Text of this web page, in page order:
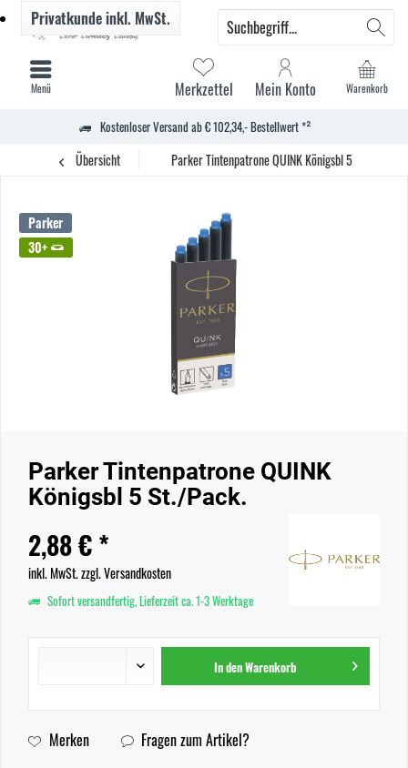
Kostenloser Versand ab € 102,34,- Bestellwert *²
Warenkorb
Merkzettel Mein Konto
Privatkundeinkl. MwSt.
Menü
Übersicht Parker Tintenpatrone QUINK Königsbl 5 St./Pack.
Parker
30+
Parker Tintenpatrone QUINK
Königsbl 5 St./Pack.
2,88 € *
inkl. MwSt.zzgl. Versandkosten
Sofort versandfertig, Lieferzeit ca. 1-3 Werktage
In denWarenkorb
Merken Fragen zum Artikel?